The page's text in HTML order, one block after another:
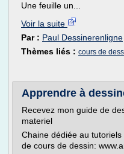
Une feuille un...
Voir la suite
Par : Paul Dessinerenligne
Thèmes liés : cours de
Apprendre à
Recevez mon guide de
materiel
Chaine dédiée au
de cours de dessin: